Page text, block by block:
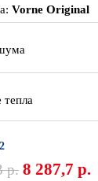
Vorne Original
2
р. 8 287,7 р.